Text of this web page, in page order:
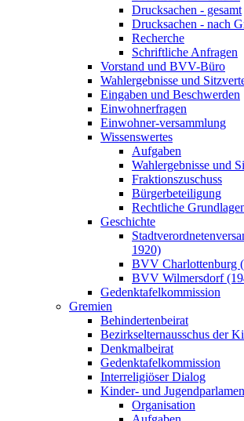
Drucksachen - gesamt
Drucksachen - nach
Recherche
Schriftliche Anfragen
Vorstand und BVV-Büro
Wahlergebnisse und
Eingaben und Beschwerden
Einwohnerfragen
Einwohner-versammlung
Wissenswertes
Aufgaben
Wahlergebnisse und
Fraktions­zuschuss
Bürger­beteiligung
Rechtliche
Geschichte
1920)
BVV Charlottenburg
BVV Wilmersdorf
Gedenktafel­kommission
Gremien
Behinderten­beirat
Bezirkseltern­ausschus der
Denkmalbeirat
Gedenktafel­kommission
Inter­religiöser Dialog
Kinder- und
Organisation